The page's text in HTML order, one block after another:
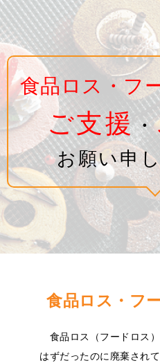
食品ロス・フ
ご支援・
お願い申
食品ロス・フ
食品ロス（フードロス
はずだったのに廃棄され